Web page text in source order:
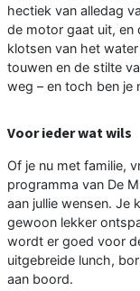
hectiek van alledag
de motor gaat uit, en
klotsen van het
touwen en de stilte
weg – en toch ben je
Voor ieder wat wils
Of je nu met familie,
programma van De
aan jullie wensen. Je
gewoon lekker
wordt er goed voor
uitgebreide lunch,
aan boord.